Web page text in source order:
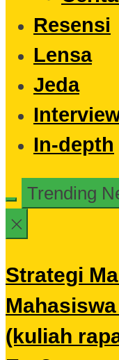
Resensi
Lensa
Jeda
In-depth
Trending
Strategi
(kuliah